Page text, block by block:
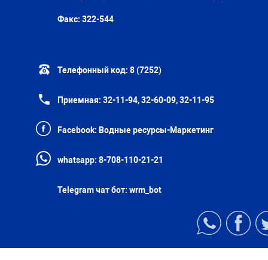
Факс: 322-544
Телефонный код: 8 (7252)
Приемная: 32-11-94, 32-60-09, 32-11-95
Facebook: Водные ресурсы-Маркетинг
whatsapp: 8-708-110-21-21
Telegram чат бот: wrm_bot